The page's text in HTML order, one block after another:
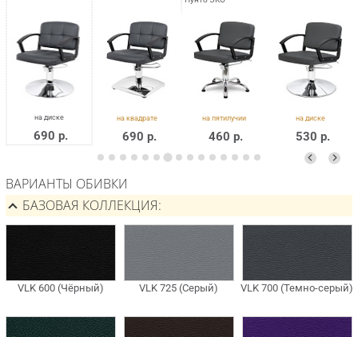
690 р. 690 р. 460 р. 530 р.
ВАРИАНТЫ ОБИВКИ
БАЗОВАЯ КОЛЛЕКЦИЯ